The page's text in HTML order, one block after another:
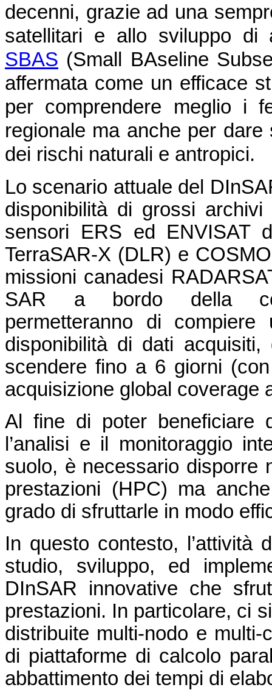
decenni, grazie ad una
satellitari e allo sviluppo
SBAS (Small BAseline
affermata come un efficace
per comprendere meglio i
regionale ma anche per
dei rischi naturali e antropici.
Lo scenario attuale del
disponibilità di grossi
sensori ERS ed ENVISAT
TerraSAR-X (DLR) e
missioni canadesi
SAR a bordo della
permetteranno di
disponibilità di dati
scendere fino a 6 giorni
acquisizione global coverage
Al fine di poter beneficiare
l’analisi e il monitoraggio
suolo, è necessario disporre
prestazioni (HPC) ma
grado di sfruttarle in modo
In questo contesto, l’attività
studio, sviluppo, ed
DInSAR innovative che
prestazioni. In particolare, ci
distribuite multi-nodo e
di piattaforme di calcolo
abbattimento dei tempi di